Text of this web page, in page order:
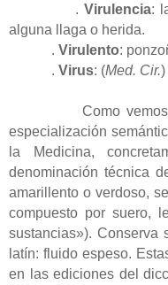
.Virulencia:
alguna llaga o herida.
. Virulento:
. Virus: (Med. Cir.)
Como vemos,
especialización
la Medicina,
denominación técnica
amarillento o verdoso,
compuesto por suero,
sustancias»). Conserva
latín: fluido espeso.
en las ediciones del